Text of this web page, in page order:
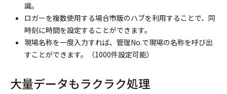
識。
ロガーを複数使用する場合市販のハブを利用することで、同
時刻に時間を設定することができます。
現場名称を一度入力すれば、管理No.で現場の名称を呼び出
すことができます。（1000件設定可能）
大量データもラクラク処理